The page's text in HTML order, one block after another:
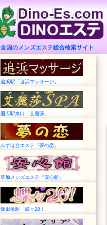
全国のメンズエステ総合検索サイト
追浜駅「追浜マッサージ」
国府駅東口「艾麗莎」
みずほ台エステ「夢の恋」
草加メンズエステ「安心館」
飯田橋駅「蝶々20！」